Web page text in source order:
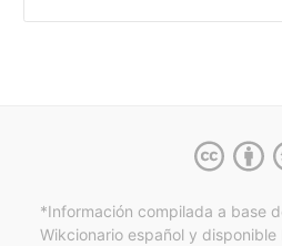
*Información compilada a base
Wikcionario español y disponible